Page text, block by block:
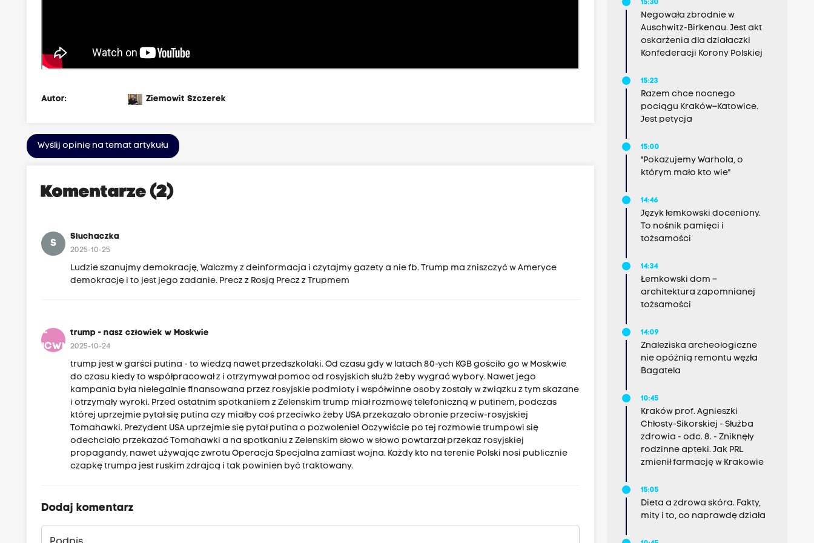
Autor: Ziemowit Szczerek
Wyślij opinię na temat artykułu
Komentarze (2)
S
Słuchaczka
2025-10-25
Ludzie szanujmy demokrację, Walczmy z deinformacja i czytajmy gazety a nie fb. Trump ma zniszczyć w Ameryce
demokrację i to jest jego zadanie. Precz z Rosją Precz z Trupmem
T-
NCWM
trump - nasz człowiek w Moskwie
2025-10-24
trump jest w garści putina - to wiedzą nawet przedszkolaki. Od czasu gdy w latach 80-ych KGB gościło go w Moskwie
do czasu kiedy to współpracował z i otrzymywał pomoc od rosyjskich służb żeby wygrać wybory. Nawet jego
kampania była nielegalnie finansowana przez rosyjskie podmioty i współwinne osoby zostały w związku z tym skazane
i otrzymały wyroki. Przed ostatnim spotkaniem z Zelenskim trump miał rozmowę telefoniczną w putinem, podczas
której uprzejmie pytał się putina czy miałby coś przeciwko żeby USA przekazało obronie przeciw-rosyjskiej
Tomahawki. Prezydent USA uprzejmie się pytał putina o pozwolenie! Oczywiście po tej rozmowie trumpowi się
odechciało przekazać Tomahawki a na spotkaniu z Zelenskim słowo w słowo powtarzał przekaz rosyjskiej
propagandy, nawet używając zwrotu Operacja Specjalna zamiast wojna. Każdy kto na terenie Polski nosi publicznie
czapkę trumpa jest ruskim zdrajcą i tak powinien być traktowany.
Dodaj komentarz
15:30
Negowała zbrodnie w
Auschwitz-Birkenau. Jest akt
oskarżenia dla działaczki
Konfederacji Korony Polskiej
15:23
Razem chce nocnego
pociągu Kraków–Katowice.
Jest petycja
15:00
"Pokazujemy Warhola, o
którym mało kto wie"
14:46
Język łemkowski doceniony.
To nośnik pamięci i
tożsamości
14:34
Łemkowski dom –
architektura zapomnianej
tożsamości
14:09
Znaleziska archeologiczne
nie opóźnią remontu węzła
Bagatela
10:45
Kraków prof. Agnieszki
Chłosty-Sikorskiej - Służba
zdrowia - odc. 8. - Zniknęły
rodzinne apteki. Jak PRL
zmienił farmację w Krakowie
15:05
Dieta a zdrowa skóra. Fakty,
mity i to, co naprawdę działa